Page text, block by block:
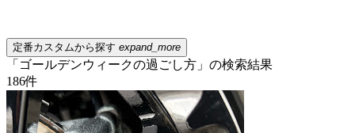
定番カスタムから探す expand_more
「ゴールデンウィークの過ごし方」の検索結果
186件